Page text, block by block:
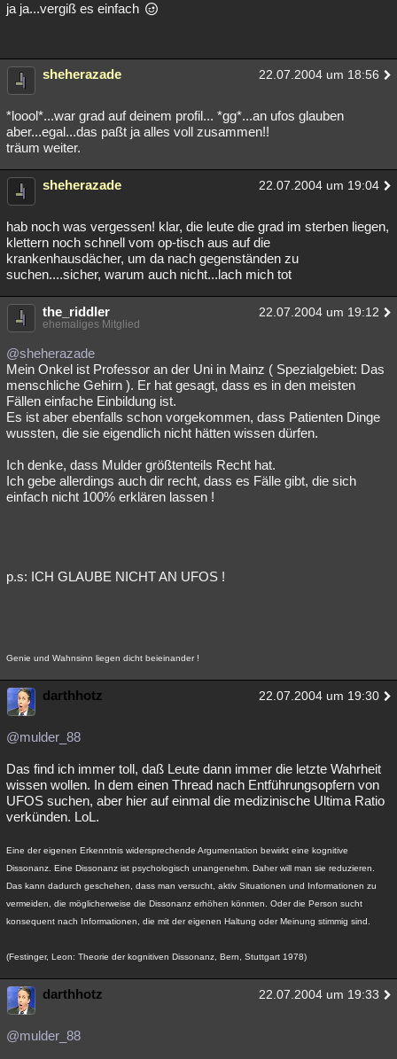
ja ja...vergiß es einfach
sheherazade 22.07.2004 um 18:56
*loool*...war grad auf deinem profil... *gg*...an ufos glauben
aber...egal...das paßt ja alles voll zusammen!!
träum weiter.
sheherazade 22.07.2004 um 19:04
hab noch was vergessen! klar, die leute die grad im sterben liegen,
klettern noch schnell vom op-tisch aus auf die
krankenhausdächer, um da nach gegenständen zu
suchen....sicher, warum auch nicht...lach mich tot
the_riddler 22.07.2004 um 19:12
ehemaliges Mitglied
@sheherazade
Mein Onkel ist Professor an der Uni in Mainz ( Spezialgebiet: Das
menschliche Gehirn ). Er hat gesagt, dass es in den meisten
Fällen einfache Einbildung ist.
Es ist aber ebenfalls schon vorgekommen, dass Patienten Dinge
wussten, die sie eigendlich nicht hätten wissen dürfen.
Ich denke, dass Mulder größtenteils Recht hat.
Ich gebe allerdings auch dir recht, dass es Fälle gibt, die sich
einfach nicht 100% erklären lassen !
p.s: ICH GLAUBE NICHT AN UFOS !
Genie und Wahnsinn liegen dicht beieinander !
darthhotz 22.07.2004 um 19:30
@mulder_88
Das find ich immer toll, daß Leute dann immer die letzte Wahrheit
wissen wollen. In dem einen Thread nach Entführungsopfern von
UFOS suchen, aber hier auf einmal die medizinische Ultima Ratio
verkünden. LoL.
Eine der eigenen Erkenntnis widersprechende Argumentation bewirkt eine kognitive
Dissonanz. Eine Dissonanz ist psychologisch unangenehm. Daher will man sie reduzieren.
Das kann dadurch geschehen, dass man versucht, aktiv Situationen und Informationen zu
vermeiden, die möglicherweise die Dissonanz erhöhen könnten. Oder die Person sucht
konsequent nach Informationen, die mit der eigenen Haltung oder Meinung stimmig sind.
(Festinger, Leon: Theorie der kognitiven Dissonanz, Bern, Stuttgart 1978)
darthhotz 22.07.2004 um 19:33
@mulder_88